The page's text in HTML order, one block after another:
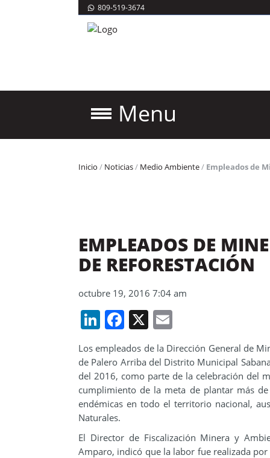
809-519-3674
Menu
Inicio / Noticias/ Medio Ambiente/ Empleados de
EMPLEADOS DE
DE REFORESTACIÓN
octubre 19, 2016 7:04 am
LinkedIn
Facebook
X
Los empleados de la Dirección General de
de Palero Arriba del Distrito Municipal
del 2016, como parte de la celebración del
cumplimiento de la meta de plantar más
endémicas en todo el territorio nacional,
Naturales.
El Director de Fiscalización Minera y
Amparo, indicó que la labor fue realizada